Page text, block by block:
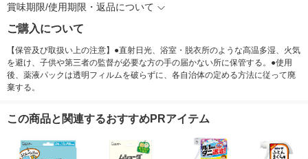
賞味期限/使用期限・返品について
ご購入について
【保管及び取扱い上の注意】●直射日光、浴室・脱衣所のような高温多湿、火気
を避け、子供や第三者の監督が必要な方の手の届かない所に保管する。●使用
後、薬液パックは透明フィルムを破らずに、各自治体の定める方法に従って廃
棄する。
この商品と関連するおすすめPRアイテム